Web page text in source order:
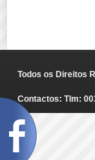
Todos os Direitos
Contactos: Tlm: